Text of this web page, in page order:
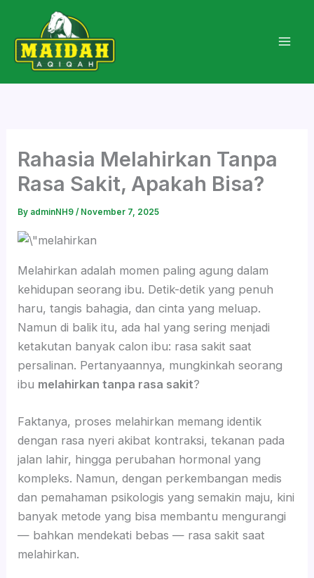
content
Rahasia Melahirkan Tanpa
Rasa Sakit, Apakah Bisa?
By adminNH9/ November 7, 2025
Melahirkan adalah momen paling agung dalam
kehidupan seorang ibu. Detik-detik yang penuh
haru, tangis bahagia, dan cinta yang meluap.
Namun di balik itu, ada hal yang sering menjadi
ketakutan banyak calon ibu: rasa sakit saat
persalinan. Pertanyaannya, mungkinkah seorang
ibu melahirkan tanpa rasa sakit?
Faktanya, proses melahirkan memang identik
dengan rasa nyeri akibat kontraksi, tekanan pada
jalan lahir, hingga perubahan hormonal yang
kompleks. Namun, dengan perkembangan medis
dan pemahaman psikologis yang semakin maju, kini
banyak metode yang bisa membantu mengurangi
— bahkan mendekati bebas — rasa sakit saat
melahirkan.